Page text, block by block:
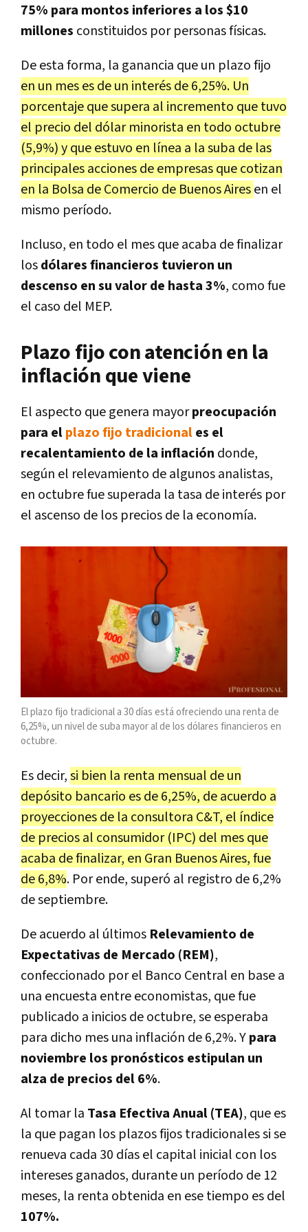
75% para montos inferiores a los $10
millones constituidos por personas físicas.
De esta forma, la ganancia que un plazo fijo
en un mes es de un interés de 6,25%. Un
porcentaje que supera al incremento que tuvo
el precio del dólar minorista en todo octubre
(5,9%) y que estuvo en línea a la suba de las
principales acciones de empresas que cotizan
en la Bolsa de Comercio de Buenos Airesen el
mismo período.
Incluso, en todo el mes que acaba de finalizar
losdólares financieros tuvieron un
descenso en su valor de hasta 3%, como fue
el caso del MEP.
Plazo fijo con atención en la
inflación que viene
El aspecto que genera mayorpreocupación
para elplazo fijo tradicionales el
recalentamiento de la inflación donde,
según el relevamiento de algunos analistas,
en octubre fue superada la tasa de interés por
el ascenso de los precios de la economía.
El plazo fijo tradicional a 30 días está ofreciendo una renta de
6,25%, un nivel de suba mayor al de los dólares financieros en
octubre.
Es decir,si bien la renta mensual de un
depósito bancario es de 6,25%, de acuerdo a
proyecciones de la consultora C&T, el índice
de precios al consumidor (IPC) del mes que
acaba de finalizar, en Gran Buenos Aires, fue
de 6,8%. Por ende, superó al registro de 6,2%
de septiembre.
De acuerdo al últimos Relevamiento de
Expectativas de Mercado (REM),
confeccionado por el Banco Central en base a
una encuesta entre economistas, que fue
publicado a inicios de octubre, se esperaba
para dicho mes una inflación de 6,2%. Ypara
noviembre los pronósticos estipulan un
alza de precios del 6%.
Al tomar la Tasa Efectiva Anual (TEA), que es
la que pagan los plazos fijos tradicionales si se
renueva cada 30 días el capital inicial con los
intereses ganados, durante un período de 12
meses, la renta obtenida en ese tiempo es del
107%.